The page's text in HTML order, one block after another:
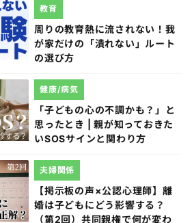
周りの教育熱に流されない！我
が家だけの「潰れない」ルート
の選び方
教育
「子どもの心の不調かも？」と
思ったとき | 親が知っておきた
いSOSサインと関わり方
健康/病気
【掲示板の声×公認心理師】離
婚は子どもにどう影響する？
（第2回）共同親権で何が変わ
夫婦関係